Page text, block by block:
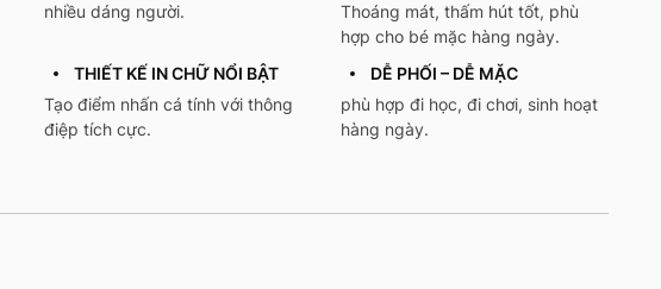
nhiều dáng người.
Thoáng mát, thấm hút tốt, phù
hợp cho bé mặc hàng ngày.
THIẾT KẾ IN CHỮ NỔI BẬT
Tạo điểm nhấn cá tính với thông
điệp tích cực.
DỄ PHỐI – DỄ MẶC
phù hợp đi học, đi chơi, sinh hoạt
hàng ngày.